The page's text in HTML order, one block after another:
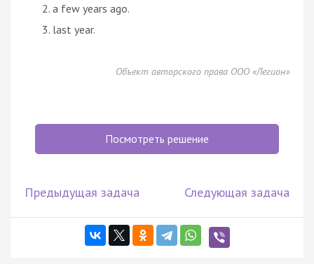
a few years ago.
last year.
Объект авторского права ООО «Легион»
Посмотреть решение
Предыдущая задача Следующая задача